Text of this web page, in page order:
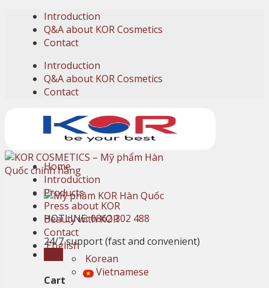
content
Introduction
Q&A about KOR Cosmetics
Contact
Introduction
Q&A about KOR Cosmetics
Contact
HOTLINE:0862 302 488
24/7 support (fast and convenient)
Cart
Home
Introduction
Products
Press about KOR
Beauty with KOR
Contact
English
Korean
Vietnamese